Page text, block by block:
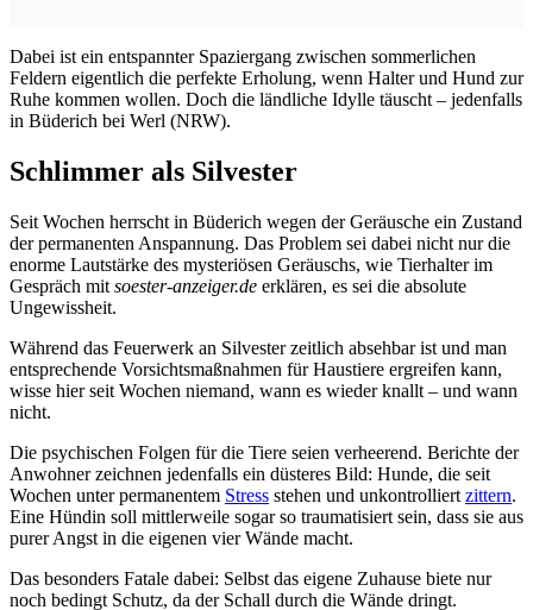
Dabei ist ein entspannter Spaziergang zwischen sommerlichen
Feldern eigentlich die perfekte Erholung, wenn Halter und Hund zur
Ruhe kommen wollen. Doch die ländliche Idylle täuscht – jedenfalls
in Büderich bei Werl (NRW).
Schlimmer als Silvester
Seit Wochen herrscht in Büderich wegen der Geräusche ein Zustand
der permanenten Anspannung. Das Problem sei dabei nicht nur die
enorme Lautstärke des mysteriösen Geräuschs, wie Tierhalter im
Gespräch mit soester-anzeiger.de erklären, es sei die absolute
Ungewissheit.
Während das Feuerwerk an Silvester zeitlich absehbar ist und man
entsprechende Vorsichtsmaßnahmen für Haustiere ergreifen kann,
wisse hier seit Wochen niemand, wann es wieder knallt – und wann
nicht.
Die psychischen Folgen für die Tiere seien verheerend. Berichte der
Anwohner zeichnen jedenfalls ein düsteres Bild: Hunde, die seit
Wochen unter permanentem Stress stehen und unkontrolliert zittern.
Eine Hündin soll mittlerweile sogar so traumatisiert sein, dass sie aus
purer Angst in die eigenen vier Wände macht.
Das besonders Fatale dabei: Selbst das eigene Zuhause biete nur
noch bedingt Schutz, da der Schall durch die Wände dringt.